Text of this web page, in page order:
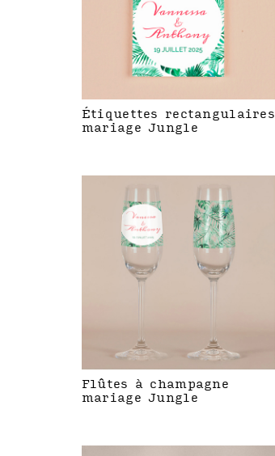
Étiquettes rectangulaires
mariage Jungle
Flûtes à champagne
mariage Jungle